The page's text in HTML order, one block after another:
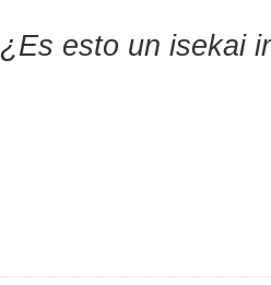
¿Es esto un isekai